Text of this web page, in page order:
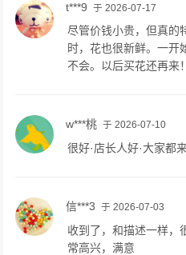
t***9 于 2026-07-17
尽管价钱小贵，但真的
时，花也很新鲜。一开
不会。以后买花还再来！
w***桃 于 2026-07-10
很好·店长人好·大家都
信***3 于 2026-07-03
收到了，和描述一样，
常高兴，满意